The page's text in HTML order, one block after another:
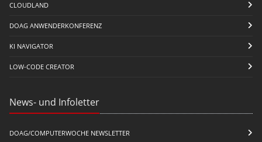
CLOUDLAND
DOAG ANWENDERKONFERENZ
KI NAVIGATOR
LOW-CODE CREATOR
News- und Infoletter
DOAG/COMPUTERWOCHE NEWSLETTER